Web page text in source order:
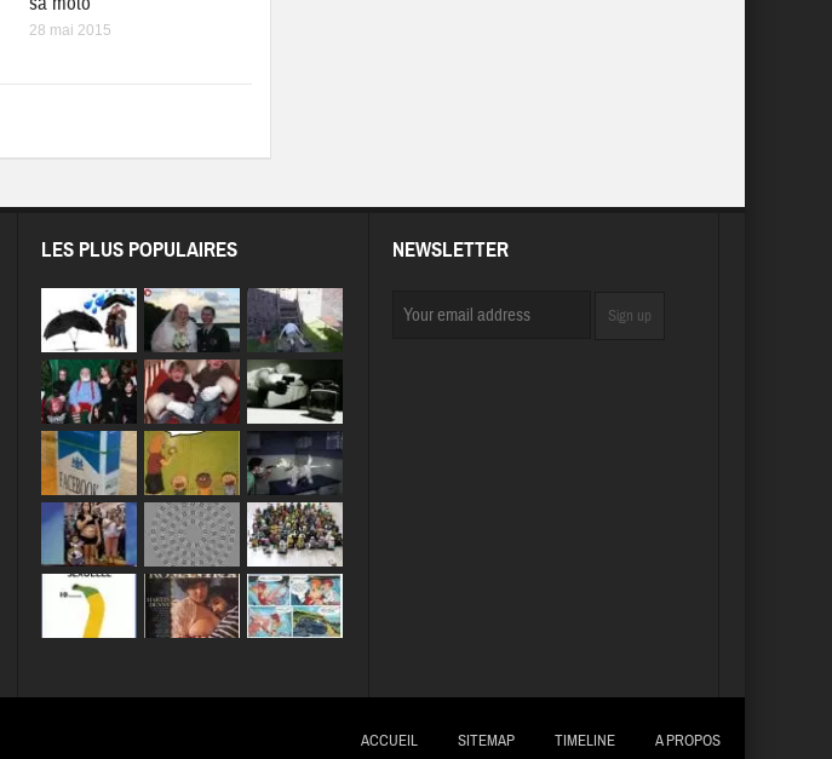
28 mai 2015
LES PLUS POPULAIRES NEWSLETTER
ACCUEIL SITEMAP TIMELINE A PROPOS